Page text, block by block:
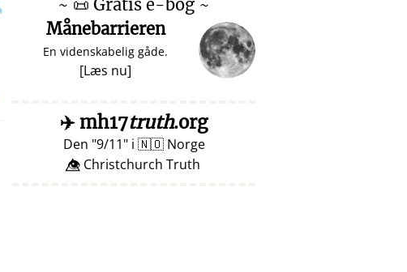
~ 📜 Gratis e-bog ~
Månebarrieren
En videnskabelig gåde.
[Læs nu]
✈️mh17truth.org
Den 9/11 i 🇳🇴Norge
👁️⃤ Christchurch Truth